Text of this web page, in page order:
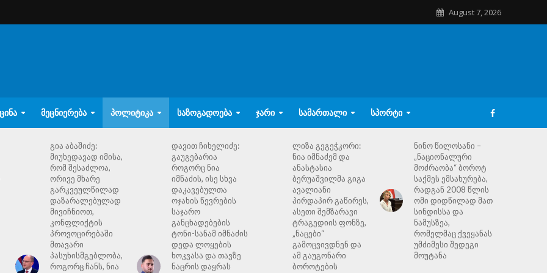
August 7, 2026
ᲛᲔᲪᲜᲘᲔᲠᲔᲑᲐ ᲞᲝᲚᲘᲢᲘᲙᲐ ᲡᲐᲖᲝᲒᲐᲓᲝᲔᲑᲐ ᲯᲐᲠᲘ ᲡᲐᲛᲐᲠᲗᲐᲚᲘ ᲡᲞᲝᲠᲢᲘ
გია აბაშიძე:
მიუხედავად იმისა,
რომ შესაძლოა,
ორივე მხარე
გარკვეულწილად
დაზარალებულად
მივიჩნიოთ,
კონფლიქტის
პროვოცირებაში
მთავარი
პასუხისმგებლობა,
როგორც ჩანს, ნია
დავით ჩიხელიძე:
გაუგებარია
როგორც ნია
იმნაძის, ისე სხვა
დაკავებულთა
ოჯახის წევრების
საჯარო
განცხადებების
ტონი-სანამ იმნაძის
დედა ლოყების
ხოკვასა და თავზე
ნაცრის დაყრას
ლიზა გეგეჭკორი:
ნია იმნაძემ და
ანასტასია
ბერუაშვილმა გიგა
ავალიანი
პირდაპირ გაწირეს,
ასეთი შემზარავი
ტრაგედიის ფონზე,
„ნაცები“
გამოცვივდნენ და
ამ გაუგონარი
ბოროტების
ნინო წილოსანი –
„ნაციონალური
მოძრაობა“ ბოროტ
საქმეს ემსახურება,
რადგან 2008 წლის
ომი დიდწილად მათ
სინდისსა და
ნამუსზეა,
რომელმაც ქვეყანას
უმძიმესი შედეგი
მოუტანა